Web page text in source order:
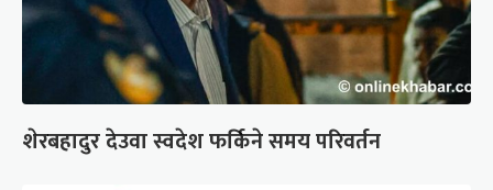
शेरबहादुर देउवा स्वदेश फर्किने समय परिवर्तन